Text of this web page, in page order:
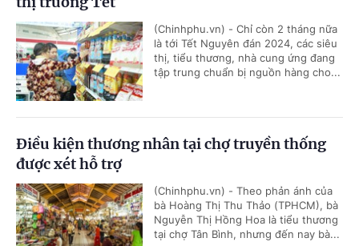
(Chinhphu.vn) - Chỉ còn 2 tháng nữa
là tới Tết Nguyên đán 2024, các siêu
thị, tiểu thương, nhà cung ứng đang
tập trung chuẩn bị nguồn hàng cho...
Điều kiện thương nhân tại chợ truyền thống
được xét hỗ trợ
(Chinhphu.vn) - Theo phản ánh của
bà Hoàng Thị Thu Thảo (TPHCM), bà
Nguyễn Thị Hồng Hoa là tiểu thương
tại chợ Tân Bình, nhưng đến nay bà...